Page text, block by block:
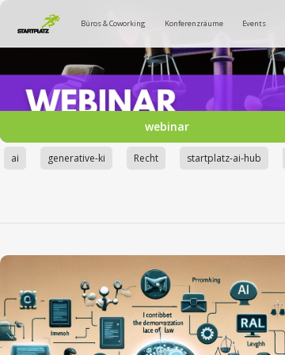
webinar
ai generative-ki Recht startplatz-ai-hub
Büros & Coworking Konferenzräume Events